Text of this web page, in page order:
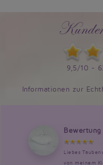
9,5/10 -
Informationen zur
Liebes
von meinem